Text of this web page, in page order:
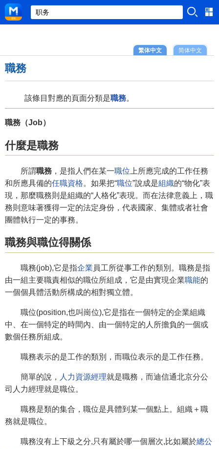
简体中文
繁体中文
職務
該條目對應的頁面分類是職務。
職務（Job）
什麼是職務
所謂職務 ，是指人們在某一職位 上所應完成的工作任務
和所應具備的任職資格。如果把“職位”說成是組織的“物化”表
現，那麼職務則是組織的“人格化”表現。而在法律意義上，職
務則意味著獲得一定的法定身份，代表國家、集體或者社會
團體執行一定的事務。
職務與職位得關係
職務(job),它是指企業 員工所從事工作的類別。職務是指
由一組主要職責相似的職位所組成，它是由實現企業職能的
一個個具體活動所構成的相對獨立體。
職位(position,也叫崗位),它是指在一個特定的企業組織
中、在一個特定的時間內、由一個特定的人所擔負的一個或
數個任務所組成。
職務表示的是工作的類別，而職位表示的是工作任務。
簡單的說， 人力資源經理就是職務，而迪信通北京分公
司人力經理就是職位。
職務是類的集合，職位是具體到某一個點上。組織＋職
務就是職位。
職務沒有上下級之分,只有屬於哪一個層次,比如屬於總公